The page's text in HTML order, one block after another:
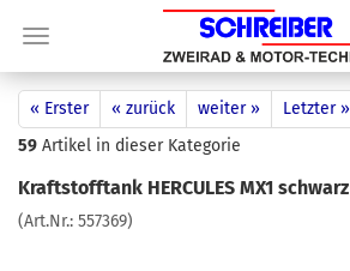
« Erster « zurück weiter »
Letzter »
59 Artikel in dieser Kategorie
Kraftstofftank HERCULES MX1 schwarz
(Art.Nr.: 557369)